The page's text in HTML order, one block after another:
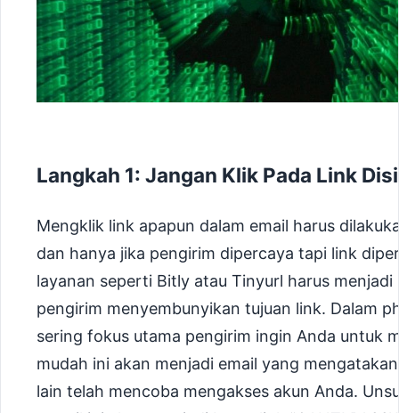
Langkah 1: Jangan Klik Pada Link
Mengklik link apapun dalam email harus
dan hanya jika pengirim dipercaya tapi link
layanan seperti Bitly atau Tinyurl harus
pengirim menyembunyikan tujuan link. Dalam
sering fokus utama pengirim ingin Anda untuk
mudah ini akan menjadi email yang
lain telah mencoba mengakses akun Anda.